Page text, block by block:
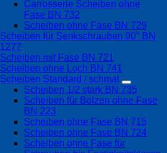
Carrosserie Scheiben ohne
Fase BN 732
Scheiben ohne Fase BN 729
Scheiben für Senkschrauben 90° BN
1277
Scheiben mit Fase BN 721
Scheiben ohne Loch BN 741
Scheiben Standard / schmal
Scheiben 1/2 stark BN 735
Scheiben für Bolzen ohne Fase
BN 223
Scheiben ohne Fase BN 715
Scheiben ohne Fase BN 724
Scheiben ohne Fase für